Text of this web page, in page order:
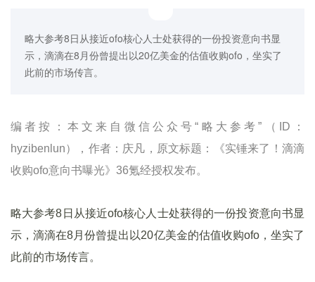
略大参考8日从接近ofo核心人士处获得的一份投资意向书显
示，滴滴在8月份曾提出以20亿美金的估值收购ofo，坐实了
此前的市场传言。
编者按：本文来自微信公众号“略大参考”（ID：
hyzibenlun），作者：庆凡，原文标题：《实锤来了！滴滴
收购ofo意向书曝光》36氪经授权发布。
略大参考8日从接近ofo核心人士处获得的一份投资意向书显
示，滴滴在8月份曾提出以20亿美金的估值收购ofo，坐实了
此前的市场传言。